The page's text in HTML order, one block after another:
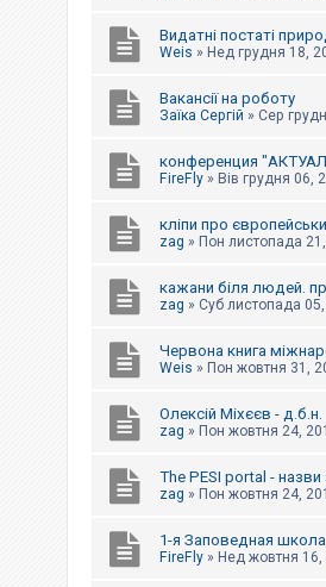
Видатні постаті
Weis » Нед грудня 18,
Вакансії на роботу
Заїка Сергій » Сер
конференция
FireFly » Вів грудня 06,
кліпи про
zag » Пон листопада
кажани біля людей.
zag » Суб листопада
Червона книга
Weis » Пон жовтня 31,
Олексій Міхєєв - д.б.н.
zag » Пон жовтня 24,
The PESI portal -
zag » Пон жовтня 24,
1-я Заповедная школа
FireFly » Нед жовтня